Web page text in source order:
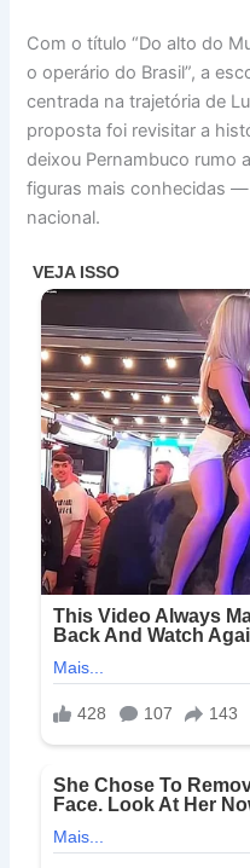
Com o título “Do alto do
o operário do Brasil”, a
centrada na trajetória de
proposta foi revisitar a
deixou Pernambuco rumo
figuras mais conhecidas
nacional.